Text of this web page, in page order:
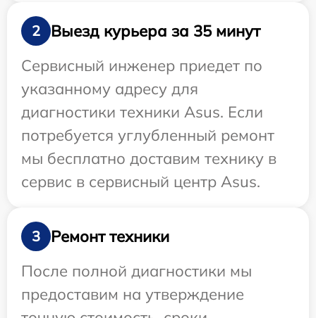
2
Выезд курьера за 35 минут
Сервисный инженер приедет по
указанному адресу для
диагностики техники Asus. Если
потребуется углубленный ремонт
мы бесплатно доставим технику в
сервис в сервисный центр Asus.
3
Ремонт техники
После полной диагностики мы
предоставим на утверждение